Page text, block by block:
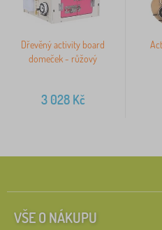
Dřevěný activity board
domeček - růžový
3 028Kč
VŠE O NÁKUPU